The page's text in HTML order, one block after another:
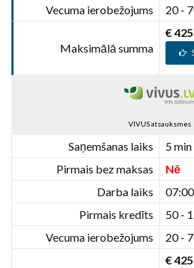
Vecuma ierobežojums
20 -
Maksimālā summa
€ 425
VIVUS atsauksmes
Saņemšanas laiks
5 min
Pirmais bez maksas
Nē
Darba laiks
Pirmais kredīts
50 -
Vecuma ierobežojums
20 -
€ 425